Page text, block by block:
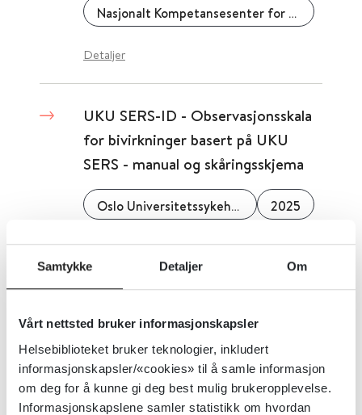
Samtykke Detaljer Om
Vårt nettsted bruker informasjonskapsler
Helsebiblioteket bruker teknologier, inkludert
informasjonskapsler/«cookies» til å samle informasjon
om deg for å kunne gi deg best mulig brukeropplevelse.
Informasjonskapslene samler statistikk om hvordan
Nasjonalt Kompetansesenter for ADHD Tourettes syndrom og narkolepsi
Detaljer
UKU SERS-ID - Observasjonsskala
for bivirkninger basert på UKU
SERS - manual og skåringsskjema
Oslo Universitetssykehus 2025
Detaljer
personlighetsforstyrrelser hos
Oslo Universitetssykehus
Oslo Universitetssykehus